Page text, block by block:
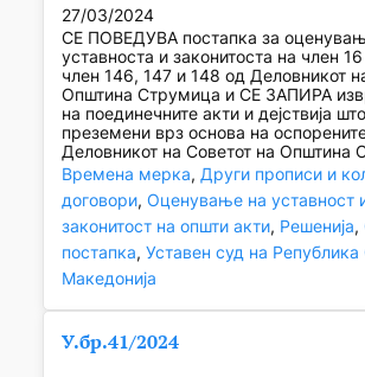
27/03/2024
СЕ ПОВЕДУВА постапка за
уставноста и законитоста на член
член 146, 147 и 148 од Деловникот
Општина Струмица и СЕ ЗАПИРА
на поединечните акти и дејствија
преземени врз основа на
Деловникот на Советот на Општина
Времена мерка, Други прописи и
договори, Оценување на уставност
законитост на општи акти, Решенија,
постапка, Уставен суд на
Македонија
У.бр.41/2024